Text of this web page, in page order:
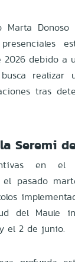
Donoso
debido a
realizar
tras
Seremi
en el
el pasado
del Maule
el 2 de junio.